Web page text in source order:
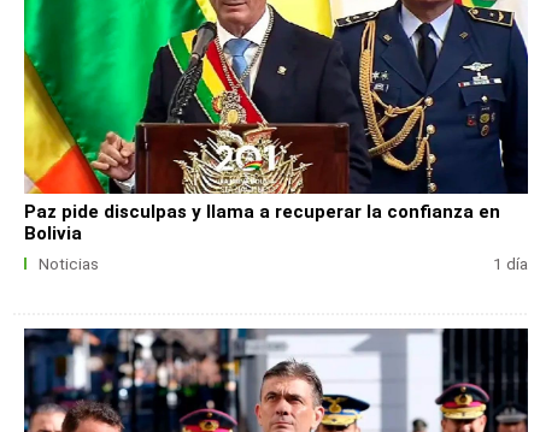
Paz pide disculpas y llama a recuperar la confianza en
Bolivia
Noticias 1 día